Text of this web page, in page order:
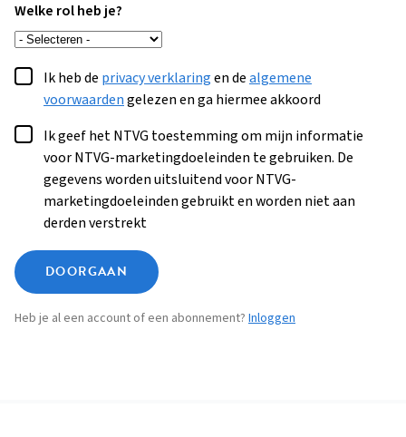
Welke rol heb je?
Ik heb de privacy verklaringen dealgemene
voorwaardengelezen en ga hiermee akkoord
Ik geef het NTVG toestemming om mijn informatie
voor NTVG-marketingdoeleinden te gebruiken. De
gegevens worden uitsluitend voor NTVG-
marketingdoeleinden gebruikt en worden niet aan
derden verstrekt
DOORGAAN
Heb je al een account of een abonnement? Inloggen